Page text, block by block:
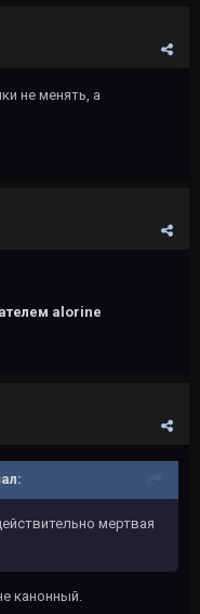
не менять, а
alorine
мертвая
канонный.